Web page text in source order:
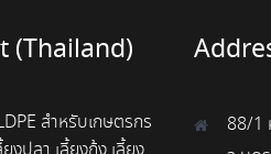
(Thailand)
สำหรับเกษตรกร
88/1